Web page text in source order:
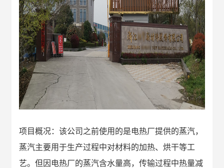
项目概况：该公司之前使用的是电热厂提供的蒸汽，
蒸汽主要用于生产过程中对材料的加热、烘干等工
艺。但因电热厂的蒸汽含水量高，传输过程中热量减